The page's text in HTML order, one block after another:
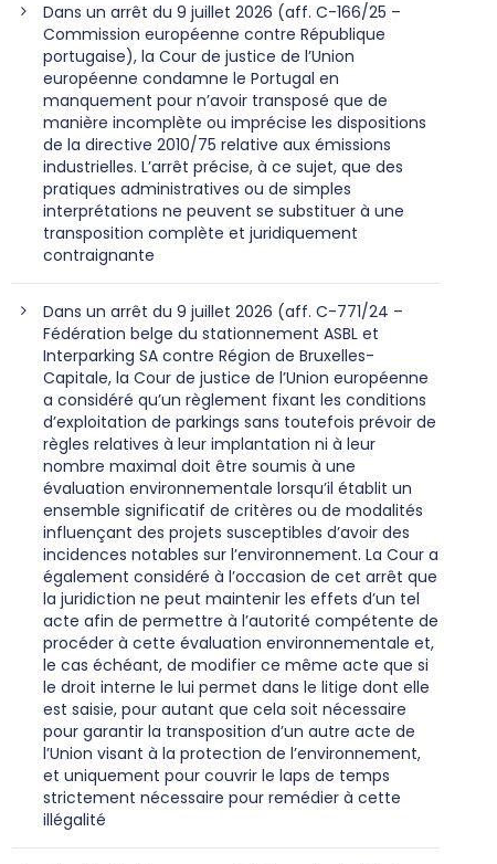
Dans un arrêt du 9 juillet 2026 (aff. C-166/25 –
Commission européenne contre République
portugaise), la Cour de justice de l’Union
européenne condamne le Portugal en
manquement pour n’avoir transposé que de
manière incomplète ou imprécise les dispositions
de la directive 2010/75 relative aux émissions
industrielles. L’arrêt précise, à ce sujet, que des
pratiques administratives ou de simples
interprétations ne peuvent se substituer à une
transposition complète et juridiquement
contraignante
Dans un arrêt du 9 juillet 2026 (aff. C-771/24 –
Fédération belge du stationnement ASBL et
Interparking SA contre Région de Bruxelles-
Capitale, la Cour de justice de l’Union européenne
a considéré qu’un règlement fixant les conditions
d’exploitation de parkings sans toutefois prévoir de
règles relatives à leur implantation ni à leur
nombre maximal doit être soumis à une
évaluation environnementale lorsqu’il établit un
ensemble significatif de critères ou de modalités
influençant des projets susceptibles d’avoir des
incidences notables sur l’environnement. La Cour a
également considéré à l’occasion de cet arrêt que
la juridiction ne peut maintenir les effets d’un tel
acte afin de permettre à l’autorité compétente de
procéder à cette évaluation environnementale et,
le cas échéant, de modifier ce même acte que si
le droit interne le lui permet dans le litige dont elle
est saisie, pour autant que cela soit nécessaire
pour garantir la transposition d’un autre acte de
l’Union visant à la protection de l’environnement,
et uniquement pour couvrir le laps de temps
strictement nécessaire pour remédier à cette
illégalité